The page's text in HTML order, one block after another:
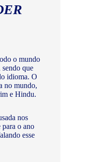
o mundo
que
idioma. O
no mundo,
e Hindu.
nos
para o ano
esse